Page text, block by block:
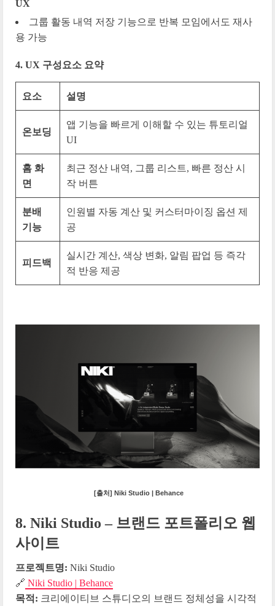
UX
그룹 활동 내역 저장 기능으로 반복 모임에서도 재사
용 가능
4. UX 구성요소 요약
요소 설명
온보딩
앱 기능을 빠르게 이해할 수 있는 튜토리얼
UI
홈 화
면
최근 정산 내역, 그룹 리스트, 빠른 정산 시
작 버튼
분배
기능
인원별 자동 계산 및 커스터마이징 옵션 제
공
피드백
실시간 계산, 색상 변화, 알림 팝업 등 즉각
적 반응 제공
[출처] Niki Studio | Behance
8. Niki Studio – 브랜드 포트폴리오 웹
사이트
프로젝트명: Niki Studio
🔗 Niki Studio | Behance
목적: 크리에이티브 스튜디오의 브랜드 정체성을 시각적